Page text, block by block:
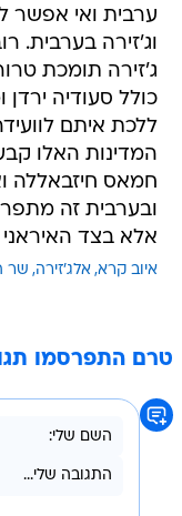
ערבית ואי אפשר
וג'זירה בערבית.
ג'זירה תומכת
כולל סעודיה ירדן
ללכת איתם
המדינות האלו
חמאס חיזבאללה
ובערבית זה
אלא בצד
איוב קרא אלג'זירה שר
טרם התפרסמו